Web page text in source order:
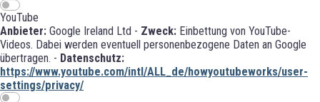
YouTube
Anbieter: Google Ireland Ltd - Zweck: Einbettung von YouTube-
Videos. Dabei werden eventuell personenbezogene Daten an Google
übertragen. - Datenschutz:
https://www.youtube.com/intl/ALL_de/howyoutubeworks/user-
settings/privacy/